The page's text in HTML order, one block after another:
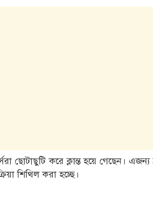
ছোটাছুটি করে ক্লান্ত হয়ে গেছেন।
শিথিল করা হচ্ছে।